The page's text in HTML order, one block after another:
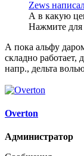
Zews
А в какую
Нажмите для
А пока альфу
складно
напр., дельта
Overton
Администратор